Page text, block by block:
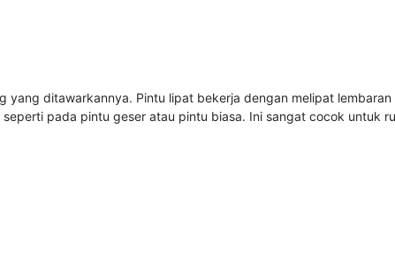
yang ditawarkannya. Pintu lipat bekerja dengan melipat
pada pintu geser atau pintu biasa. Ini sangat cocok untuk